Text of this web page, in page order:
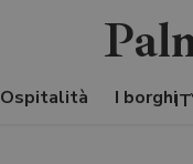
IT
Ospitalità I borghi